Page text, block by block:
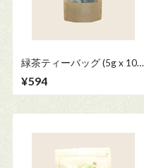
緑茶ティーバッグ (5g x 10
¥594